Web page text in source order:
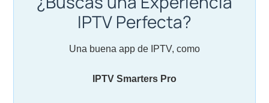
IPTV Perfecta?
Una buena app de IPTV, como
IPTV Smarters Pro